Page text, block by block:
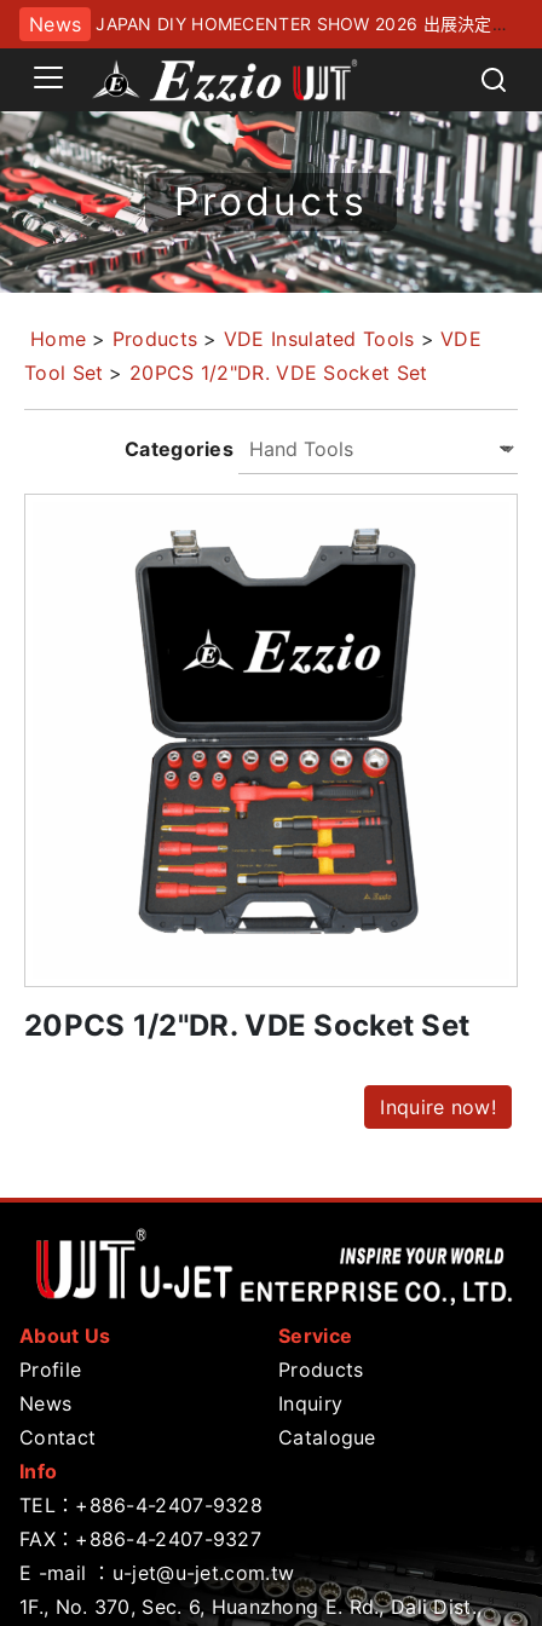
News
JAPAN DIY HOMECENTER SHOW 2026 出展決定！
幕張メッセにてお待ちしております
Products
Home > Products > VDE Insulated Tools >VDE
Tool Set > 20PCS 1/2"DR. VDE Socket Set
Categories
20PCS 1/2"DR. VDE Socket Set
Inquire now!
About Us
Profile
News
Contact
Service
Products
Inquiry
Catalogue
Info
TEL： +886-4-2407-9328
FAX：+886-4-2407-9327
E -mail ： u-jet@u-jet.com.tw
1F., No. 370, Sec. 6, Huanzhong E. Rd., Dali Dist.,